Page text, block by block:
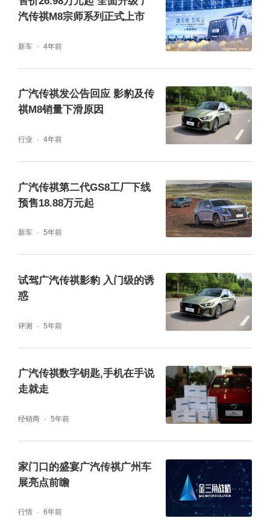
“广汽传祺——透明工厂”的直播火爆全网，短
短48H斩获超过20w 的浏览量。
零号时光是一家专注于视觉化营销创新地企
业，为广大企业提供品牌形象包装/企业内容营
汽传祺M8宗师系列正式上市
新车 4年前
广汽传祺发公告回应 影豹及传
祺M8销量下滑原因
行业 4年前
广汽传祺第二代GS8工厂下线
预售18.88万元起
新车 5年前
试驾广汽传祺影豹 入门级的诱
惑
评测 5年前
广汽传祺数字钥匙,手机在手说
走就走
经销商 5年前
家门口的盛宴广汽传祺广州车
展亮点前瞻
行情 6年前